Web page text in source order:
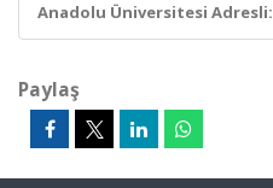
Anadolu Üniversitesi Adresli:
Paylaş